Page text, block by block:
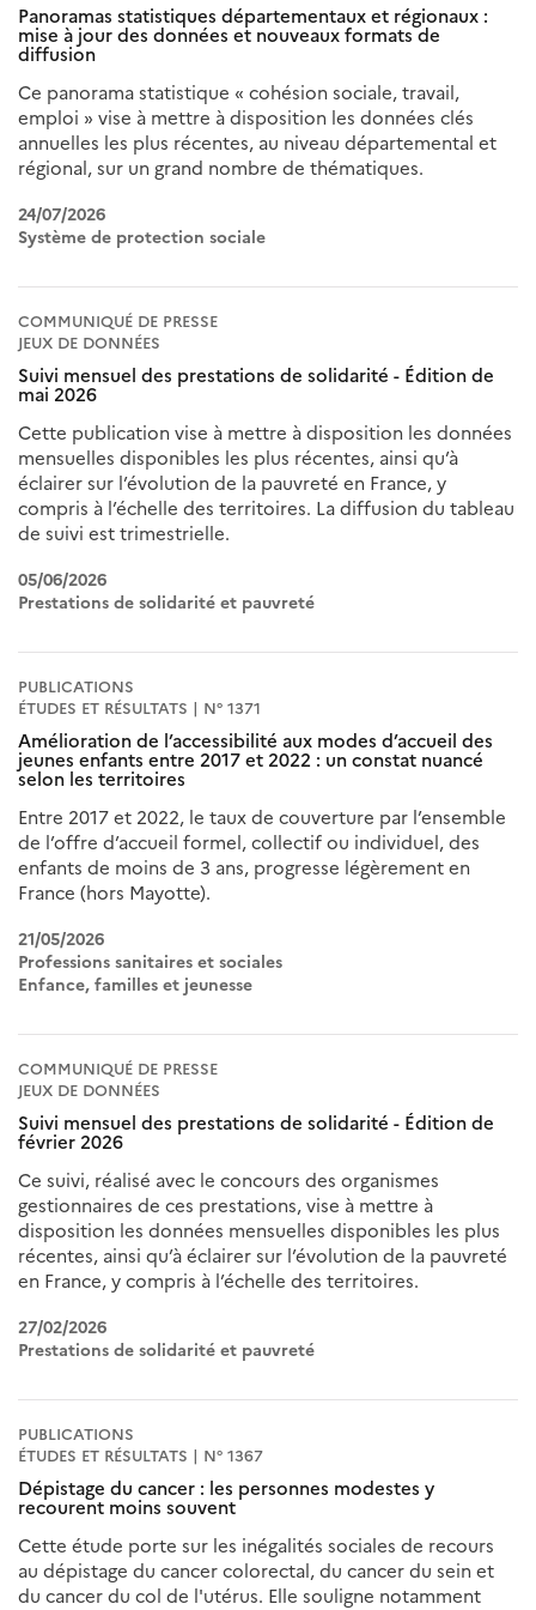
Panoramas statistiques départementaux et régionaux :
mise à jour des données et nouveaux formats de
diffusion
Ce panorama statistique « cohésion sociale, travail,
emploi » vise à mettre à disposition les données clés
annuelles les plus récentes, au niveau départemental et
régional, sur un grand nombre de thématiques.
24/07/2026
Système de protection sociale
COMMUNIQUÉ DE PRESSE
JEUX DE DONNÉES
Suivi mensuel des prestations de solidarité - Édition de
mai 2026
Cette publication vise à mettre à disposition les données
mensuelles disponibles les plus récentes, ainsi qu’à
éclairer sur l’évolution de la pauvreté en France, y
compris à l’échelle des territoires. La diffusion du tableau
de suivi est trimestrielle.
05/06/2026
Prestations de solidarité et pauvreté
PUBLICATIONS
ÉTUDES ET RÉSULTATS | N° 1371
Amélioration de l’accessibilité aux modes d’accueil des
jeunes enfants entre 2017 et 2022 : un constat nuancé
selon les territoires
Entre 2017 et 2022, le taux de couverture par l’ensemble
de l’offre d’accueil formel, collectif ou individuel, des
enfants de moins de 3 ans, progresse légèrement en
France (hors Mayotte).
21/05/2026
Professions sanitaires et sociales
Enfance, familles et jeunesse
COMMUNIQUÉ DE PRESSE
JEUX DE DONNÉES
Suivi mensuel des prestations de solidarité - Édition de
février 2026
Ce suivi, réalisé avec le concours des organismes
gestionnaires de ces prestations, vise à mettre à
disposition les données mensuelles disponibles les plus
récentes, ainsi qu’à éclairer sur l’évolution de la pauvreté
en France, y compris à l’échelle des territoires.
27/02/2026
Prestations de solidarité et pauvreté
PUBLICATIONS
ÉTUDES ET RÉSULTATS | N° 1367
Dépistage du cancer : les personnes modestes y
recourent moins souvent
Cette étude porte sur les inégalités sociales de recours
au dépistage du cancer colorectal, du cancer du sein et
du cancer du col de l'utérus. Elle souligne notamment